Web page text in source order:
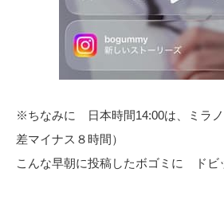
※ちなみに 日本時間14:00は、ミラ
差マイナス８時間）
こんな早朝に投稿したボゴミに ドビ